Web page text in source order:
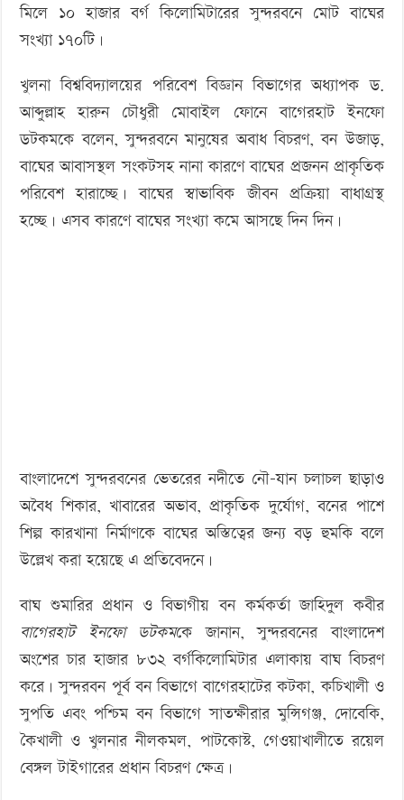
মিলে ১০ হাজার বর্গ কিলোমিটারের সুন্দরবনে মোট বাঘের
সংখ্যা ১৭০টি।
খুলনা বিশ্ববিদ্যালয়ের পরিবেশ বিজ্ঞান বিভাগের অধ্যাপক ড.
আব্দুল্লাহ হারুন চৌধুরী মোবাইল ফোনে বাগেরহাট ইনফো
ডটকমকে বলেন, সুন্দরবনে মানুষের অবাধ বিচরণ, বন উজাড়,
বাঘের আবাসস্থল সংকটসহ নানা কারণে বাঘের প্রজনন প্রাকৃতিক
পরিবেশ হারাচ্ছে। বাঘের স্বাভাবিক জীবন প্রক্রিয়া বাধাগ্রস্থ
হচ্ছে। এসব কারণে বাঘের সংখ্যা কমে আসছে দিন দিন।
বাংলাদেশে সুন্দরবনের ভেতরের নদীতে নৌ-যান চলাচল ছাড়াও
অবৈধ শিকার, খাবারের অভাব, প্রাকৃতিক দুর্যোগ, বনের পাশে
শিল্প কারখানা নির্মাণকে বাঘের অস্তিত্বের জন্য বড় হুমকি বলে
উল্লেখ করা হয়েছে এ প্রতিবেদনে।
বাঘ শুমারির প্রধান ও বিভাগীয় বন কর্মকর্তা জাহিদুল কবীর
বাগেরহাট ইনফো ডটকমকে জানান, সুন্দরবনের বাংলাদেশ
অংশের চার হাজার ৮৩২ বর্গকিলোমিটার এলাকায় বাঘ বিচরণ
করে। সুন্দরবন পূর্ব বন বিভাগে বাগেরহাটের কটকা, কচিখালী ও
সুপতি এবং পশ্চিম বন বিভাগে সাতক্ষীরার মুন্সিগঞ্জ, দোবেকি,
কৈখালী ও খুলনার নীলকমল, পাটকোস্ট, গেওয়াখালীতে রয়েল
বেঙ্গল টাইগারের প্রধান বিচরণ ক্ষেত্র।